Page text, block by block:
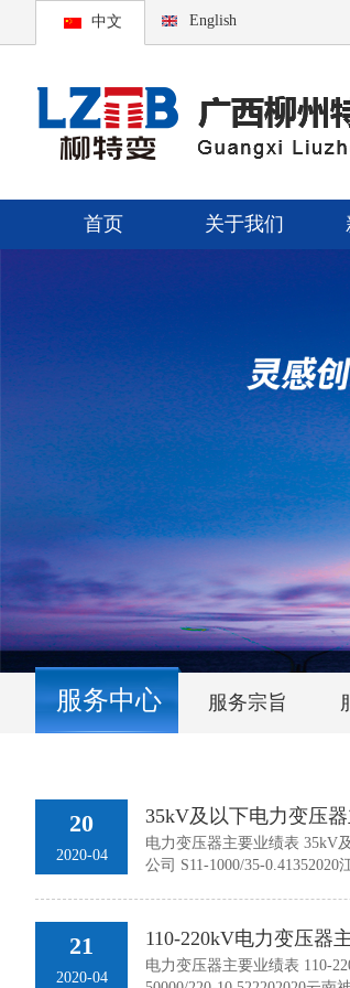
中文 English
首页 关于我们
服务中心 服务宗旨
20
2020-04
35kV及以下电力变压
电力变压器主要业绩表 35kV
公司 S11-1000/35-
0.41352020广西平果丰源有限
安徽皖维高新材料股份有限公
水利电业集团有限公司博白供
21
2020-04
110-220kV电力变压器
电力变压器主要业绩表 110-